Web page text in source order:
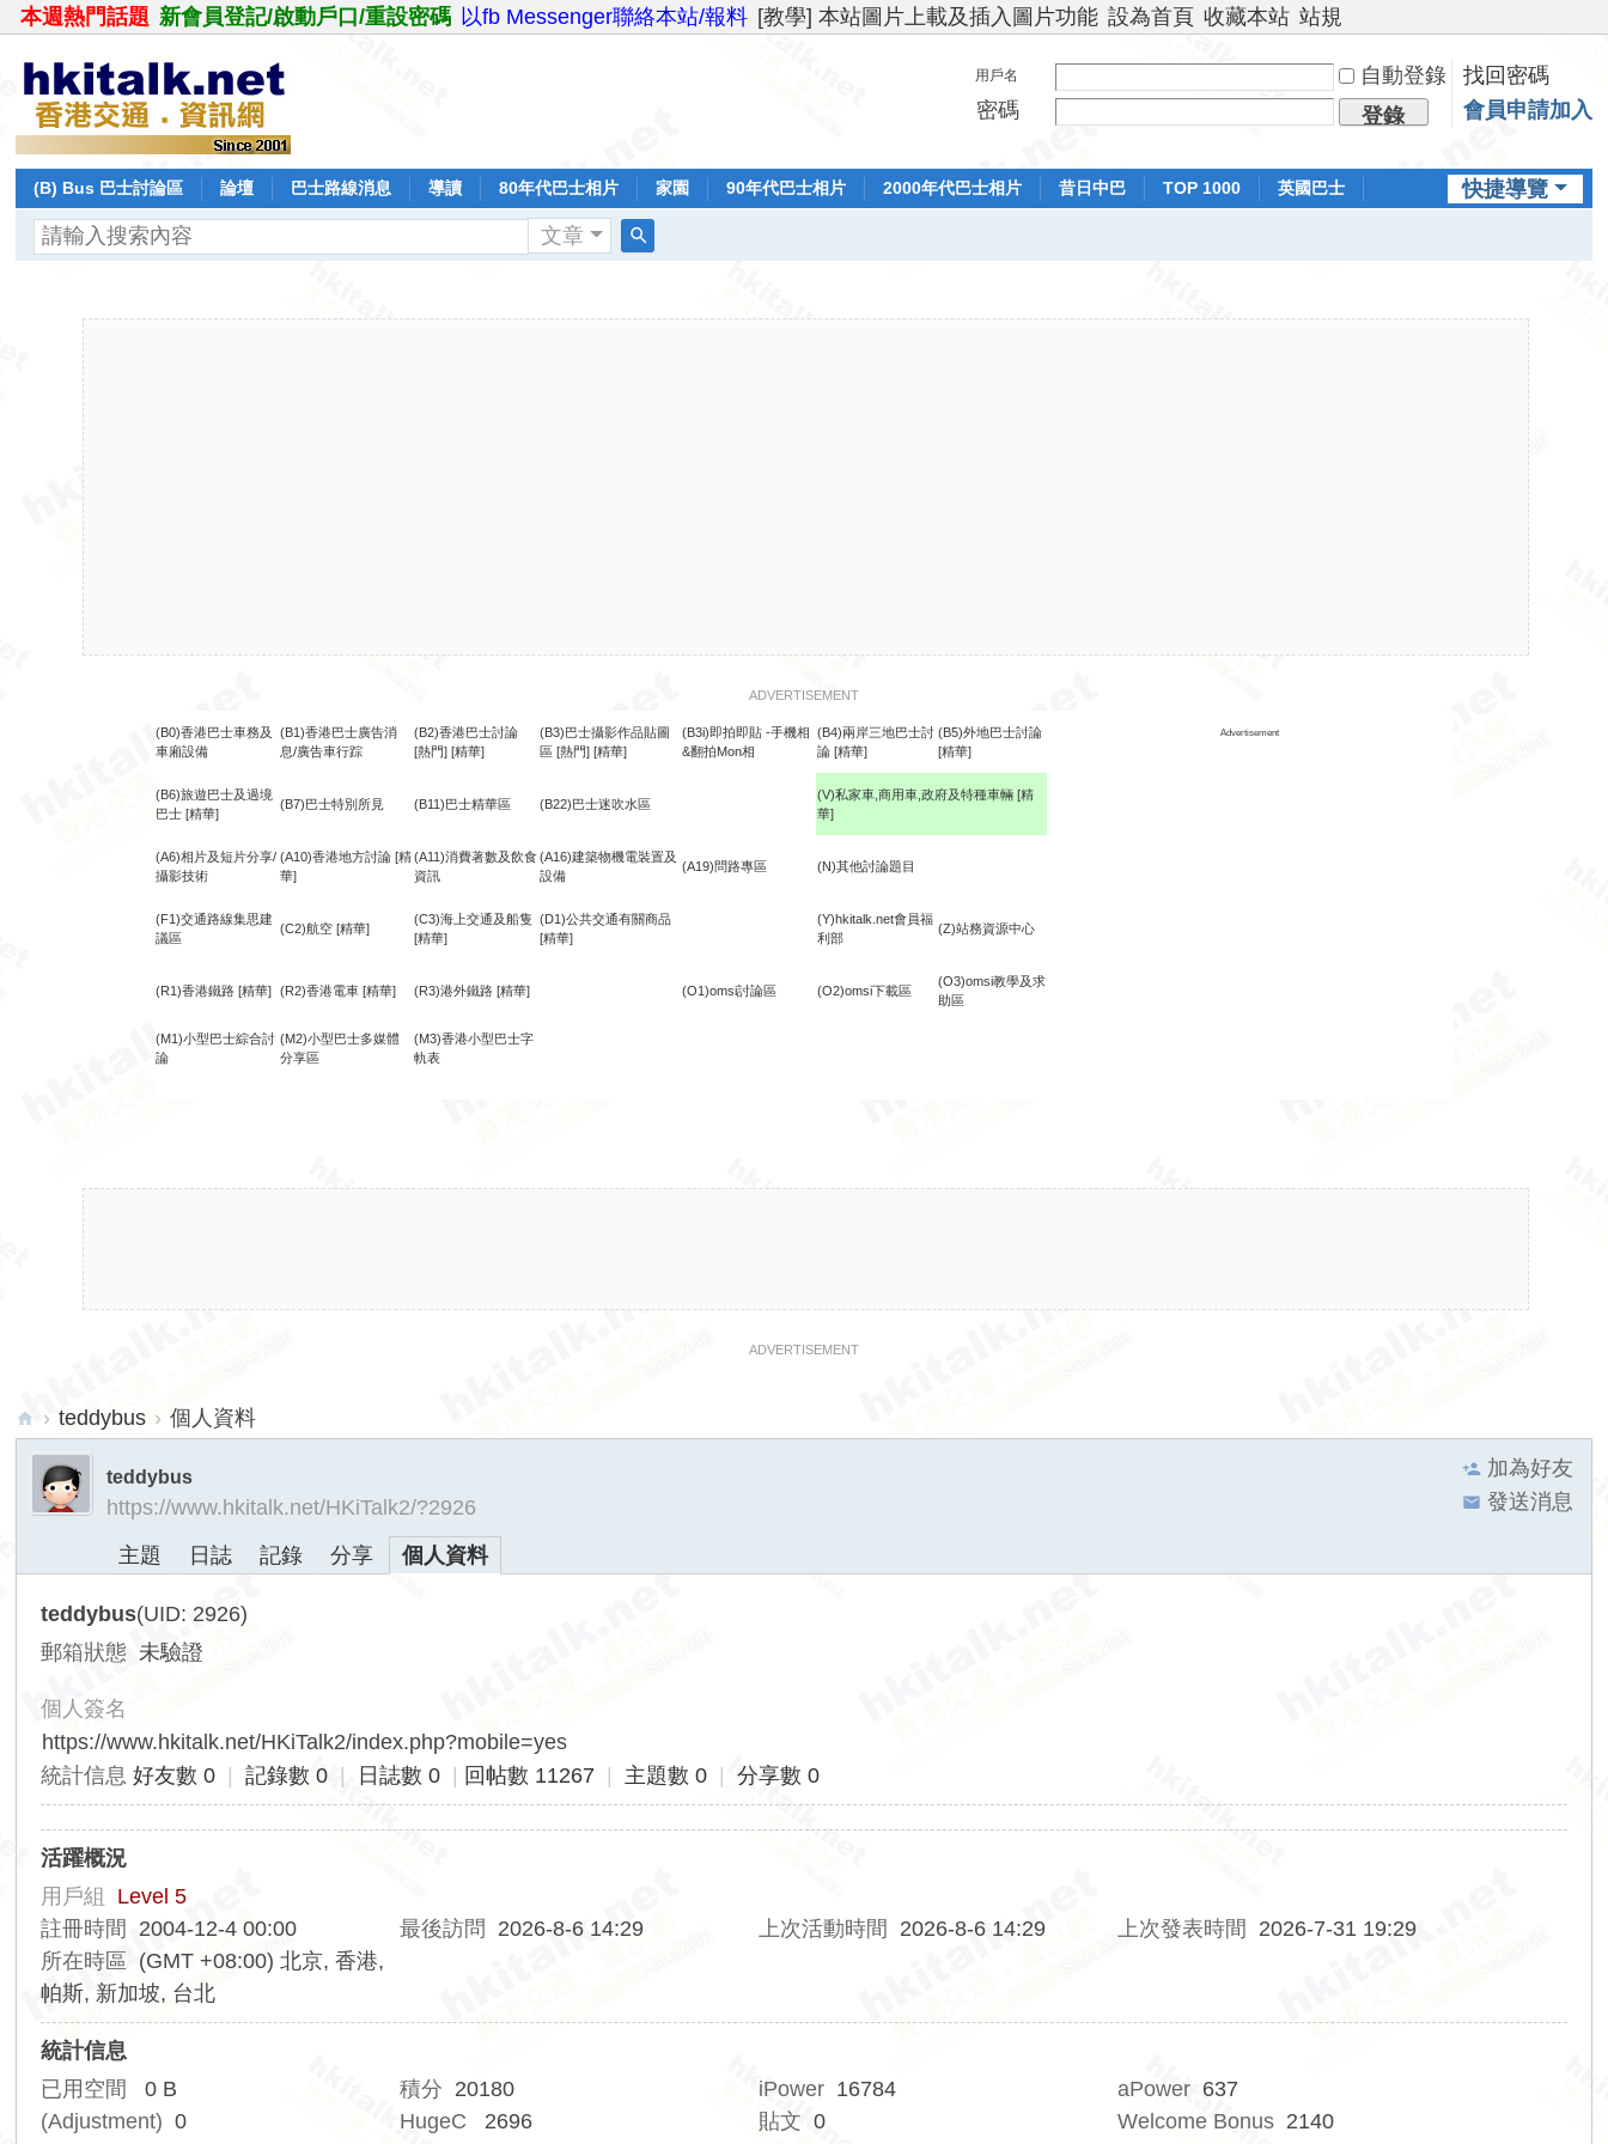
本週熱門話題 新會員登記/啟動戶口/重設密碼 以fb Messenger聯絡本站/報料 [教學] 本站圖片上載及插入圖片功能 設為首頁 收藏本站 站規
用戶名 自動登錄
找回密碼
密碼
登錄 會員申請加入
快捷導覽
(B) Bus 巴士討論區 論壇 巴士路線消息 導讀 80年代巴士相片 家園 90年代巴士相片 2000年代巴士相片 昔日中巴 TOP 1000
英國巴士
文章
ADVERTISEMENT
(B0)香港巴士車務及
車廂設備
(B1)香港巴士廣告消
息/廣告車行踪
(B2)香港巴士討論
[熱門] [精華]
(B3)巴士攝影作品貼圖
區 [熱門] [精華]
(B3i)即拍即貼 -手機相
&翻拍Mon相
(B4)兩岸三地巴士討
論 [精華]
(B5)外地巴士討論
[精華]
Advertisement
(B6)旅遊巴士及過境
巴士 [精華]
(B7)巴士特別所見 (B11)巴士精華區 (B22)巴士迷吹水區
(V)私家車,商用車,政府及特種車輛 [精
華]
(A6)相片及短片分享/
攝影技術
(A10)香港地方討論 [精
華]
(A11)消費著數及飲食
資訊
(A16)建築物機電裝置及
設備
(A19)問路專區 (N)其他討論題目
(F1)交通路線集思建
議區
(C2)航空 [精華]
(C3)海上交通及船隻
[精華]
(D1)公共交通有關商品
[精華]
(Y)hkitalk.net會員福
利部
(Z)站務資源中心
(R1)香港鐵路 [精華] (R2)香港電車 [精華] (R3)港外鐵路 [精華] (O1)omsi討論區 (O2)omsi下載區
(O3)omsi教學及求
助區
(M1)小型巴士綜合討
論
(M2)小型巴士多媒體
分享區
(M3)香港小型巴士字
軌表
ADVERTISEMENT
hk
lk.
› teddybus › 個人資料
加為好友
發送消息
teddybus
https://www.hkitalk.net/HKiTalk2/?2926
主題
日誌 記錄 分享 個人資料
teddybus(UID: 2926)
郵箱狀態 未驗證
個人簽名
https://www.hkitalk.net/HKiTalk2/index.php?mobile=yes
統計信息 好友數 0 記錄數 0 日誌數 0 回帖數 11267 主題數 0 分享數 0
活躍概況
用戶組 Level 5
註冊時間
2004-12-4 00:00 最後訪問 2026-8-6 14:29 上次活動時間 2026-8-6 14:29 上次發表時間
2026-7-31 19:29
所在時區
(GMT +08:00) 北京, 香港,
帕斯, 新加坡, 台北
統計信息
已用空間
0 B 積分 20180 iPower 16784 aPower 637
(Adjustment) 0 HugeC 2696 貼文 0 Welcome Bonus 2140